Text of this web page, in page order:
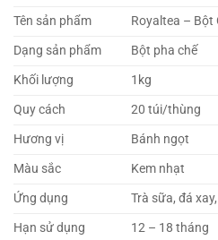
Tên sản phẩm
Royaltea – Bột
Dạng sản phẩm
Bột pha chế
Khối lượng
1kg
Quy cách
20 túi/thùng
Hương vị
Bánh ngọt
Màu sắc
Kem nhạt
Ứng dụng
Trà sữa, đá
Hạn sử dụng
12 – 18 tháng